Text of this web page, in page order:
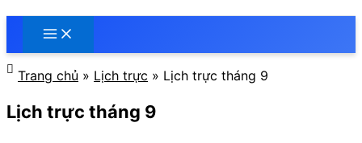
Trang chủ » Lịch trực » Lịch trực tháng 9
Lịch trực tháng 9